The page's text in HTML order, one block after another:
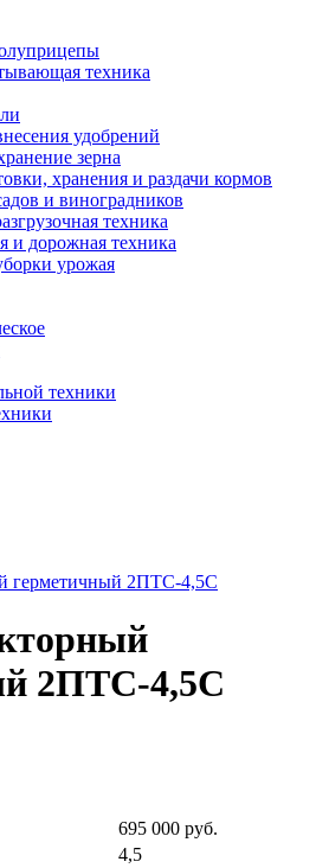
техника
удобрений
зерна
хранения и раздачи кормов
и виноградников
техника
и дорожная техника
урожая
техники
герметичный 2ПТС-4,5С
2ПТС-4,5С
695 000 руб.
4,5